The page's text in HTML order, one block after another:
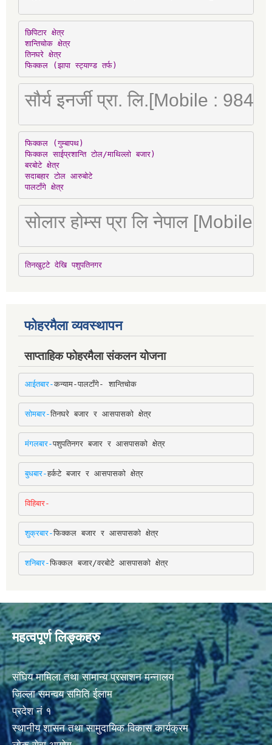
छिपिटार क्षेत्र
शान्तिचोक क्षेत्र
तिनघरे क्षेत्र
फिक्कल (झापा स्ट्याण्ड तर्फ)
सौर्य इनर्जी प्रा. लि.[Mobile :
फिक्कल (गुम्बापथ)
फिक्कल साईप्रशान्ति टोल/माथिल्लो बजार)
बरबोटे क्षेत्र
सदाबहार टोल आरुबोटे
पालटाँगे क्षेत्र
सोलार होम्स प्रा लि नेपाल [Mobile
तिनखुट्टे देखि पशुपतिनगर
फोहरमैला व्यवस्थापन
साप्ताहिक फोहरमैला संकलन योजना
आईतबार-कन्याम-पालटाँगे- शान्तिचोक
सोमबार-तिनघरे बजार र आसपासको क्षेत्र
मंगलबार-पशुपतिनगर बजार र आसपासको क्षेत्र
बुधबार-हर्कटे बजार र आसपासको क्षेत्र
विहिबार-
शुक्रबार-फिक्कल बजार र आसपासको क्षेत्र
शनिबार-फिक्कल बजार/वरबोटे आसपासको क्षेत्र
महत्वपूर्ण लिङ्कहरु
संघिय मामिला तथा सामान्य प्रसाशन मन्नालय
जिल्ला समन्वय समिति ईलाम
प्रदेश नं १
स्थानीय शासन तथा सामुदायिक विकास कार्यक्रम